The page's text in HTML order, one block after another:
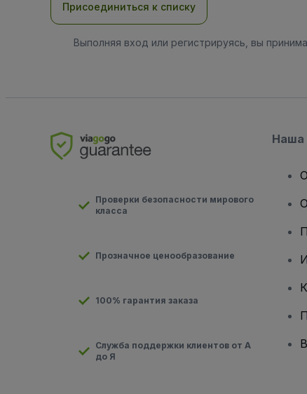
Присоединиться к списку
Выполняя вход или регистрируясь, вы
Проверки безопасности мирового
класса
Прозначное ценообразование
100% гарантия заказа
Служба поддержки клиентов от А
до Я
Наша